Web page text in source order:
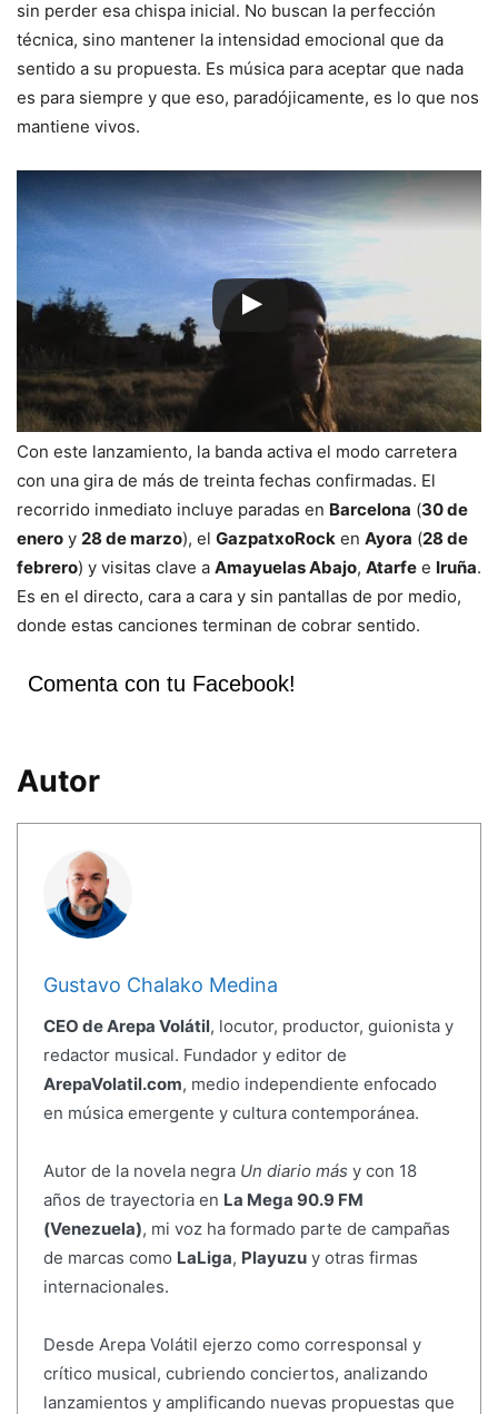
sin perder esa chispa inicial. No buscan la perfección
técnica, sino mantener la intensidad emocional que da
sentido a su propuesta. Es música para aceptar que nada
es para siempre y que eso, paradójicamente, es lo que nos
mantiene vivos.
Con este lanzamiento, la banda activa el modo carretera
con una gira de más de treinta fechas confirmadas. El
recorrido inmediato incluye paradas en Barcelona (30 de
enero y 28 de marzo), el GazpatxoRock en Ayora (28 de
febrero) y visitas clave a Amayuelas Abajo, Atarfe e Iruña.
Es en el directo, cara a cara y sin pantallas de por medio,
donde estas canciones terminan de cobrar sentido.
Comenta con tu Facebook!
Autor
Gustavo Chalako Medina
CEO de Arepa Volátil, locutor, productor, guionista y
redactor musical. Fundador y editor de
ArepaVolatil.com, medio independiente enfocado
en música emergente y cultura contemporánea.
Autor de la novela negra Un diario más y con 18
años de trayectoria en La Mega 90.9 FM
(Venezuela), mi voz ha formado parte de campañas
de marcas como LaLiga, Playuzuy otras firmas
internacionales.
Desde Arepa Volátil ejerzo como corresponsal y
crítico musical, cubriendo conciertos, analizando
lanzamientos y amplificando nuevas propuestas que